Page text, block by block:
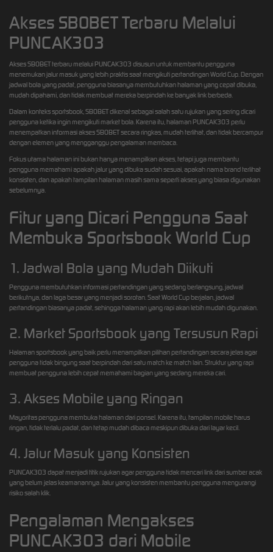
Akses SBOBET Terbaru Melalui
PUNCAK303
Akses SBOBET terbaru melalui PUNCAK303 disusun untuk membantu pengguna
menemukan jalur masuk yang lebih praktis saat mengikuti pertandingan World Cup. Dengan
jadwal bola yang padat, pengguna biasanya membutuhkan halaman yang cepat dibuka,
mudah dipahami, dan tidak membuat mereka berpindah ke banyak link berbeda.
Dalam konteks sportsbook, SBOBET dikenal sebagai salah satu rujukan yang sering dicari
pengguna ketika ingin mengikuti market bola. Karena itu, halaman PUNCAK303 perlu
menempatkan informasi akses SBOBET secara ringkas, mudah terlihat, dan tidak bercampur
dengan elemen yang mengganggu pengalaman membaca.
Fokus utama halaman ini bukan hanya menampilkan akses, tetapi juga membantu
pengguna memahami apakah jalur yang dibuka sudah sesuai, apakah nama brand terlihat
konsisten, dan apakah tampilan halaman masih sama seperti akses yang biasa digunakan
sebelumnya.
Fitur yang Dicari Pengguna Saat
Membuka Sportsbook World Cup
1. Jadwal Bola yang Mudah Diikuti
Pengguna membutuhkan informasi pertandingan yang sedang berlangsung, jadwal
berikutnya, dan laga besar yang menjadi sorotan. Saat World Cup berjalan, jadwal
pertandingan biasanya padat, sehingga halaman yang rapi akan lebih mudah digunakan.
2. Market Sportsbook yang Tersusun Rapi
Halaman sportsbook yang baik perlu menampilkan pilihan pertandingan secara jelas agar
pengguna tidak bingung saat berpindah dari satu match ke match lain. Struktur yang rapi
membuat pengguna lebih cepat memahami bagian yang sedang mereka cari.
3. Akses Mobile yang Ringan
Mayoritas pengguna membuka halaman dari ponsel. Karena itu, tampilan mobile harus
ringan, tidak terlalu padat, dan tetap mudah dibaca meskipun dibuka dari layar kecil.
4. Jalur Masuk yang Konsisten
PUNCAK303 dapat menjadi titik rujukan agar pengguna tidak mencari link dari sumber acak
yang belum jelas keamanannya. Jalur yang konsisten membantu pengguna mengurangi
risiko salah klik.
Pengalaman Mengakses
PUNCAK303 dari Mobile